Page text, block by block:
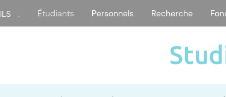
: Étudiants Personnels Recherche